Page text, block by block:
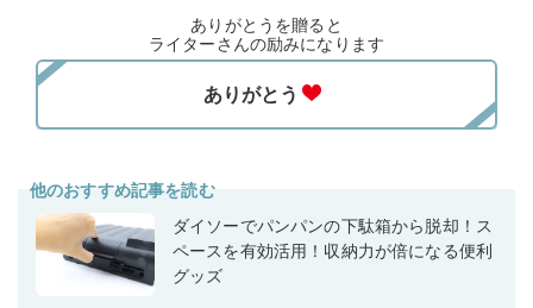
ありがとうを贈ると
ライターさんの励みになります
他のおすすめ記事を読む
ダイソーでパンパンの下駄箱から脱却！ス
ペースを有効活用！収納力が倍になる便利
グッズ